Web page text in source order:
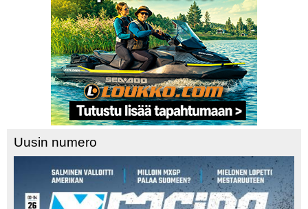
MEDIATIEDOT
YHTEYSTIEDOT
Uusin numero